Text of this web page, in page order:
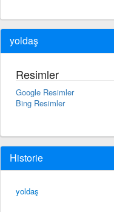
yoldaş
Resimler
Google Resimler
Bing Resimler
Historie
yoldaş